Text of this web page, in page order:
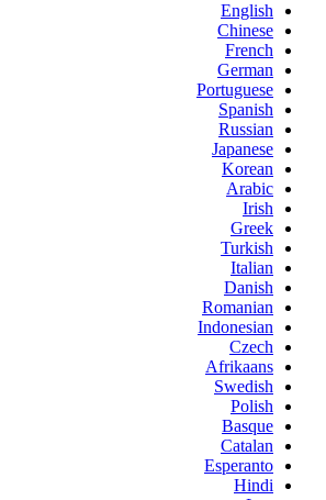
English
Chinese
French
German
Portuguese
Spanish
Russian
Japanese
Korean
Arabic
Irish
Greek
Turkish
Italian
Danish
Romanian
Indonesian
Czech
Afrikaans
Swedish
Polish
Basque
Catalan
Esperanto
Hindi